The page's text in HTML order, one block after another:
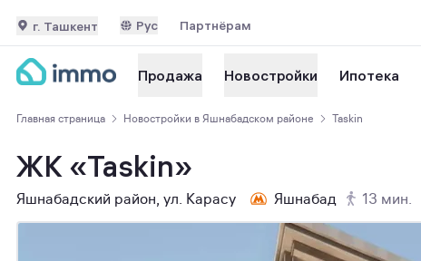
г. Ташкент Рус Партнёрам
Продажа Новостройки Ипотека
Главная страница Новостройки в Яшнабадском районе Taskin
ЖК «Taskin»
Яшнабадский район, ул. Карасу Яшнабад 13 мин.